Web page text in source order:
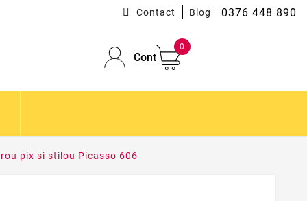
0376 448 890
Contact Blog
Cont
0
pix si stilou Picasso 606